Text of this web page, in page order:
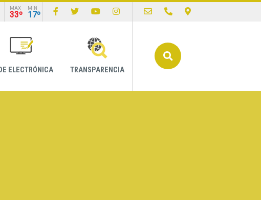
MAX
33º
MIN
17º
ELECTRÓNICA TRANSPARENCIA